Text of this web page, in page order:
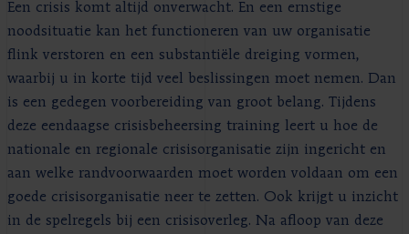
Een crisis komt altijd onverwacht. En een ernstige
noodsituatie kan het functioneren van uw organisatie
flink verstoren en een substantiële dreiging vormen,
waarbij u in korte tijd veel beslissingen moet nemen. Dan
is een gedegen voorbereiding van groot belang. Tijdens
deze eendaagse crisisbeheersing training leert u hoe de
nationale en regionale crisisorganisatie zijn ingericht en
aan welke randvoorwaarden moet worden voldaan om een
goede crisisorganisatie neer te zetten. Ook krijgt u inzicht
in de spelregels bij een crisisoverleg. Na afloop van deze